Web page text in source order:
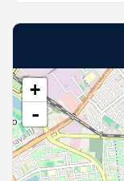
+
-